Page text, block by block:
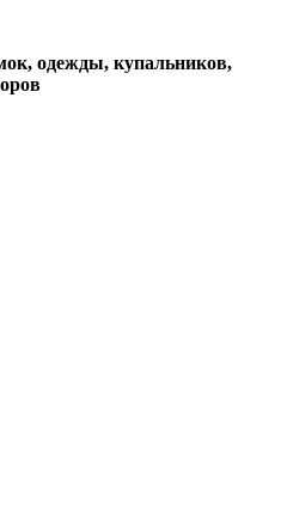
одежды, купальников,